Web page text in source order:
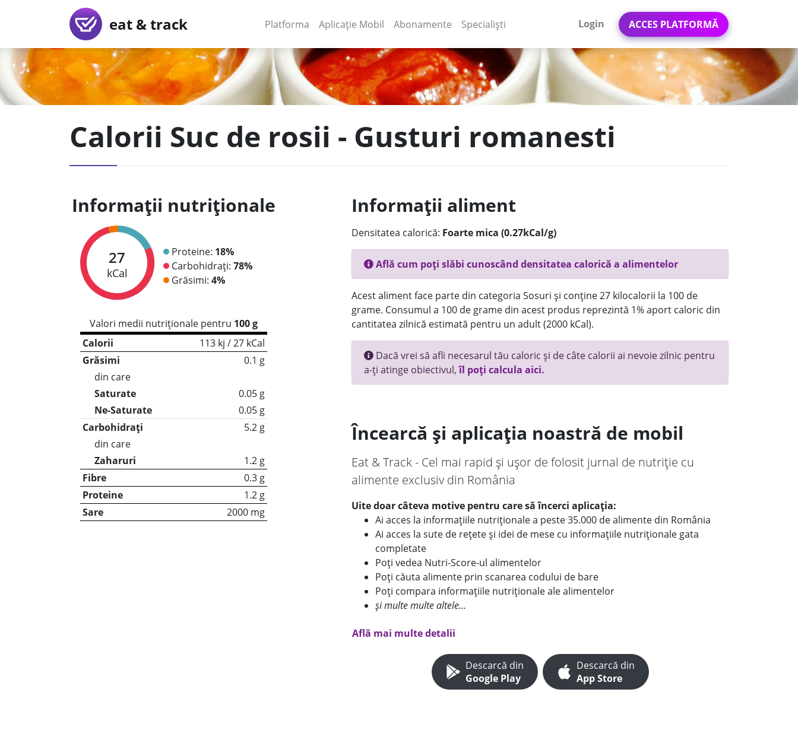
eat & track Platforma (current)
Aplicație Mobil (current)
Abonamente Specialiști Login ACCES PLATFORMĂ
Calorii Suc de rosii - Gusturi romanesti
Informații nutriționale
27
kCal
Proteine: 18%
Carbohidrați: 78%
Grăsimi: 4%
Valori medii nutriționale pentru 100 g
Calorii
113 kj / 27 kCal
Grăsimi
0.1 g
din care
Saturate
0.05 g
Ne-Saturate
0.05 g
Carbohidrați
5.2 g
din care
Zaharuri
1.2 g
Fibre
0.3 g
Proteine
1.2 g
Sare
2000 mg
Informații aliment
Densitatea calorică: Foarte mica (0.27kCal/g)
Află cum poți slăbi cunoscând densitatea calorică a alimentelor
Acest aliment face parte din categoria Sosuri și conține 27 kilocalorii la 100 de
grame. Consumul a 100 de grame din acest produs reprezintă 1% aport caloric din
cantitatea zilnică estimată pentru un adult (2000 kCal).
Dacă vrei să afli necesarul tău caloric și de câte calorii ai nevoie zilnic pentru
a-ți atinge obiectivul,îl poți calcula aici.
Încearcă și aplicația noastră de mobil
Eat & Track - Cel mai rapid și ușor de folosit jurnal de nutriție cu
alimente exclusiv din România
Uite doar câteva motive pentru care să încerci aplicația:
Ai acces la informațiile nutriționale a peste 35.000 de alimente din România
Ai acces la sute de rețete și idei de mese cu informațiile nutriționale gata
completate
Poți vedea Nutri-Score-ul alimentelor
Poți căuta alimente prin scanarea codului de bare
Poți compara informațiile nutriționale ale alimentelor
și multe multe altele...
Află mai multe detalii
Descarcă din
Google Play
Descarcă din
App Store